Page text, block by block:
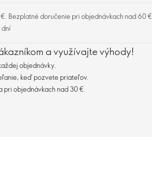
Bezplatné doručenie pri objednávkach nad 60 €
a využívajte výhody!
objednávky.
keď pozvete priateľov.
pri objednávkach nad 30 €.